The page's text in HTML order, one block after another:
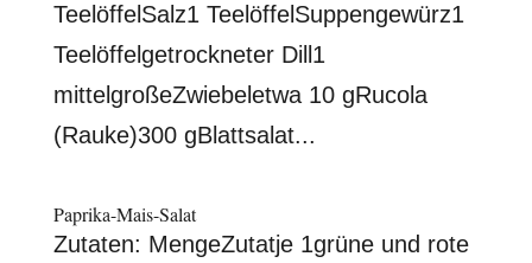
TeelöffelSalz1 TeelöffelSuppengewürz1
Teelöffelgetrockneter Dill1
mittelgroßeZwiebeletwa 10 gRucola
(Rauke)300 gBlattsalat...
Paprika-Mais-Salat
Zutaten: MengeZutatje 1grüne und rote